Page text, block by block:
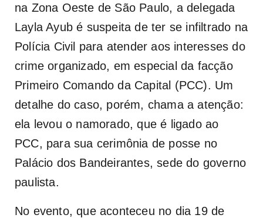
na Zona Oeste de São Paulo, a delegada
Layla Ayub é suspeita de ter se infiltrado na
Polícia Civil para atender aos interesses do
crime organizado, em especial da facção
Primeiro Comando da Capital (PCC). Um
detalhe do caso, porém, chama a atenção:
ela levou o namorado, que é ligado ao
PCC, para sua cerimônia de posse no
Palácio dos Bandeirantes, sede do governo
paulista.
No evento, que aconteceu no dia 19 de